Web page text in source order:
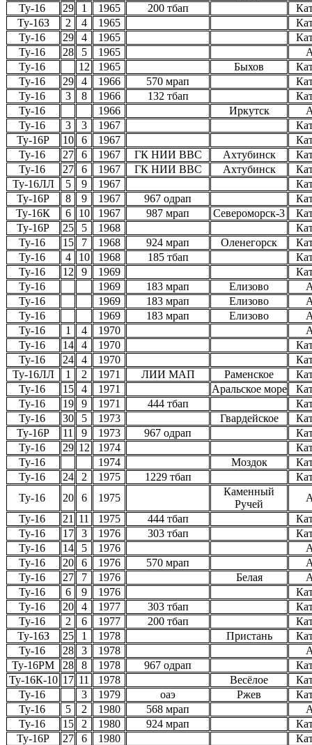
Ту-16
29 1 1965 200 тбап
Ту-16З
2 4 1965
Ту-16
29 4 1965
Ту-16
28 5 1965
Ту-16
12 1965 Быхов
Ту-16
29 4 1966 570 мрап
Ту-16
3 8 1966 132 тбап
Ту-16
1966 Иркутск
Ту-16
3 3 1967
Ту-16Р
10 6 1967
Ту-16
27 6 1967 ГК НИИ ВВС Ахтубинск
Ту-16
27 6 1967 ГК НИИ ВВС Ахтубинск
Ту-16ЛЛ
5 9 1967
Ту-16Р
8 9 1967 967 одрап
Ту-16К
6 10 1967 987 мрап Североморск-3
Ту-16Р
25 5 1968
Ту-16
15 7 1968 924 мрап Оленегорск
Ту-16
4 10 1968 185 тбап
Ту-16
12 9 1969
Ту-16
1969 183 мрап Елизово
Ту-16
1969 183 мрап Елизово
Ту-16
1969 183 мрап Елизово
Ту-16
1 4 1970
Ту-16
14 4 1970
Ту-16
24 4 1970
Ту-16ЛЛ
1 2 1971 ЛИИ МАП Раменское
Ту-16
15 4 1971 Аральское море
Ту-16
19 9 1971 444 тбап
Ту-16
30 5 1973 Гвардейское
Ту-16Р
11 9 1973 967 одрап
Ту-16
29 12 1974
Ту-16
1974 Моздок
Ту-16
24 2 1975 1229 тбап
Ту-16
20 6 1975
Каменный
Ручей
Ту-16
21 11 1975 444 тбап
Ту-16
17 3 1976 303 тбап
Ту-16
14 5 1976
Ту-16
20 6 1976 570 мрап
Ту-16
27 7 1976 Белая
Ту-16
6 9 1976
Ту-16
20 4 1977 303 тбап
Ту-16
2 6 1977 200 тбап
Ту-16З
25 1 1978 Пристань
Ту-16
28 3 1978
Ту-16РМ
28 8 1978 967 одрап
Ту-16К-10 17 11 1978 Весёлое
Ту-16
3 1979 оаэ Ржев
Ту-16
5 2 1980 568 мрап
Ту-16
15 2 1980 924 мрап
Ту-16Р
27 6 1980